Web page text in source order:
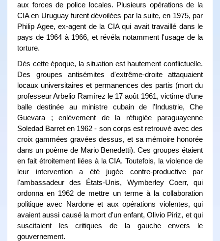
aux forces de police locales. Plusieurs opérations de la
CIA en Uruguay furent dévoilées par la suite, en 1975, par
Philip Agee, ex-agent de la CIA qui avait travaillé dans le
pays de 1964 à 1966, et révéla notamment l'usage de la
torture.
Dès cette époque, la situation est hautement conflictuelle.
Des groupes antisémites d'extrême-droite attaquaient
locaux universitaires et permanences des partis (mort du
professeur Arbelio Ramírez le 17 août 1961, victime d'une
balle destinée au ministre cubain de l'Industrie, Che
Guevara ; enlèvement de la réfugiée paraguayenne
Soledad Barret en 1962 - son corps est retrouvé avec des
croix gammées gravées dessus, et sa mémoire honorée
dans un poème de Mario Benedetti). Ces groupes étaient
en fait étroitement liées à la CIA. Toutefois, la violence de
leur intervention a été jugée contre-productive par
l'ambassadeur des États-Unis, Wymberley Coerr, qui
ordonna en 1962 de mettre un terme à la collaboration
politique avec Nardone et aux opérations violentes, qui
avaient aussi causé la mort d'un enfant, Olivio Piriz, et qui
suscitaient les critiques de la gauche envers le
gouvernement.